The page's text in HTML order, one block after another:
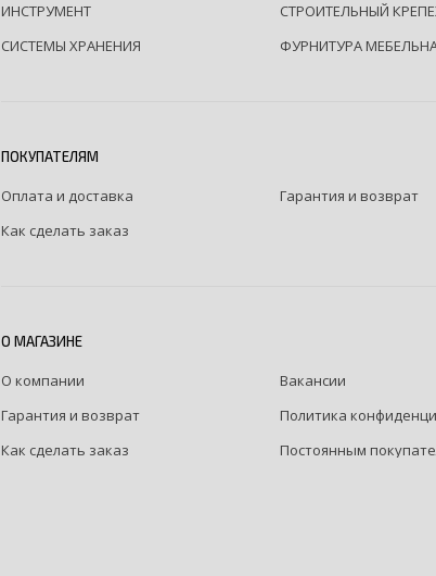
ИНСТРУМЕНТ
СТРОИТЕЛЬНЫЙ
СИСТЕМЫ ХРАНЕНИЯ
ФУРНИТУРА
ПОКУПАТЕЛЯМ
Оплата и доставка Гарантия и возврат
Как сделать заказ
О МАГАЗИНЕ
О компании Вакансии
Гарантия и возврат
Политика
Как сделать заказ
Постоянным